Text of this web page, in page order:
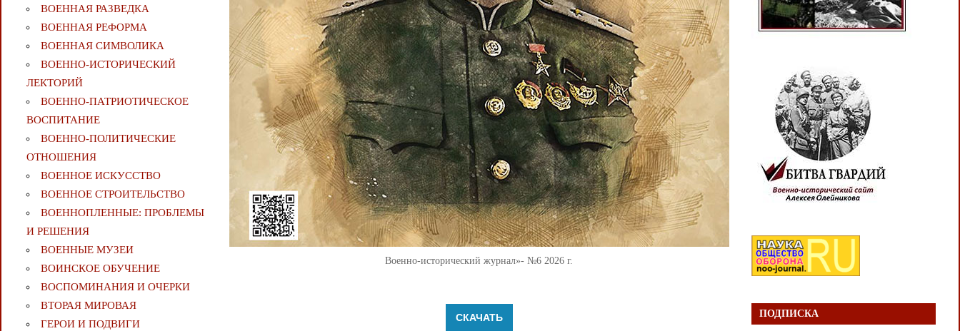
Военно-исторический журнал»- №6 2026 г.
СКАЧАТЬ
ВОЕННАЯ РАЗВЕДКА
ВОЕННАЯ РЕФОРМА
ВОЕННАЯ СИМВОЛИКА
ВОЕННО-ИСТОРИЧЕСКИЙ
ЛЕКТОРИЙ
ВОЕННО-ПАТРИОТИЧЕСКОЕ
ВОСПИТАНИЕ
ВОЕННО-ПОЛИТИЧЕСКИE
ОТНОШЕНИЯ
ВОЕННОЕ ИСКУССТВО
ВОЕННОЕ СТРОИТЕЛЬСТВО
ВОЕННОПЛЕННЫЕ: ПРОБЛЕМЫ
И РЕШЕНИЯ
ВОЕННЫЕ МУЗЕИ
ВОИНСКОЕ ОБУЧЕНИЕ
ВОСПОМИНАНИЯ И ОЧЕРКИ
ВТОРАЯ МИРОВАЯ
ГЕРОИ И ПОДВИГИ
ПОДПИСКА